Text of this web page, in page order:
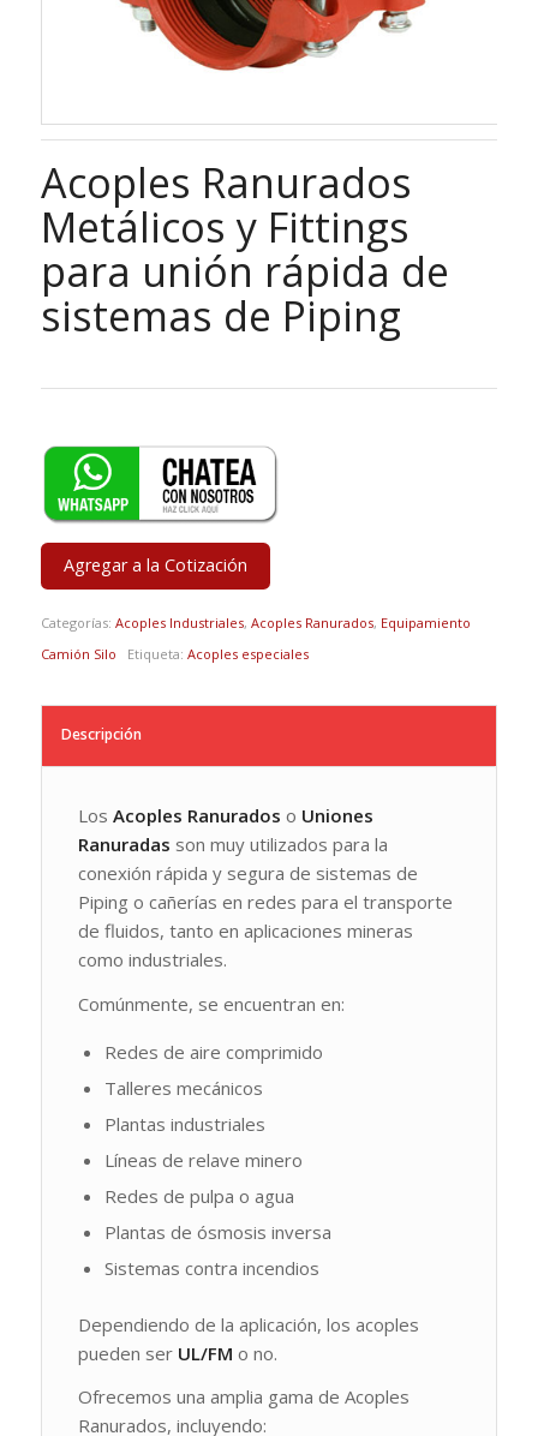
Acoples Ranurados
Metálicos y Fittings
para unión rápida de
sistemas de Piping
Agregar a la Cotización
Categorías: Acoples Industriales, Acoples Ranurados, Equipamiento
Camión Silo
Etiqueta: Acoples especiales
Descripción
Los Acoples Ranurados o Uniones
Ranuradas son muy utilizados para la
conexión rápida y segura de sistemas de
Piping o cañerías en redes para el transporte
de fluidos, tanto en aplicaciones mineras
como industriales.
Comúnmente, se encuentran en:
Redes de aire comprimido
Talleres mecánicos
Plantas industriales
Líneas de relave minero
Redes de pulpa o agua
Plantas de ósmosis inversa
Sistemas contra incendios
Dependiendo de la aplicación, los acoples
pueden ser UL/FM o no.
Ofrecemos una amplia gama de Acoples
Ranurados, incluyendo: